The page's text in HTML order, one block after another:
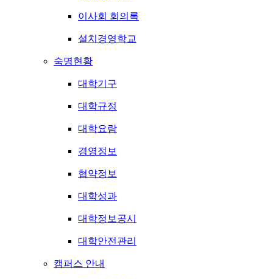
이사회 회의록
설치경영학교
숙명현황
대학기구
대학규정
대학요람
경영정보
협약정보
대학성과
대학정보공시
대학안전관리
캠퍼스 안내